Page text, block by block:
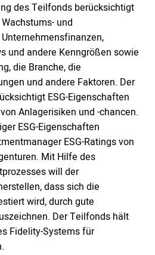
des Teilfonds berücksichtigt
und
und andere Kenngrößen sowie
die Branche, die
und andere Faktoren. Der
ESG-Eigenschaften
Anlagerisiken und -chancen.
ESG-Eigenschaften
ESG-Ratings von
Mit Hilfe des
will der
dass sich die
wird, durch gute
Der Teilfonds hält
Fidelity-Systems für